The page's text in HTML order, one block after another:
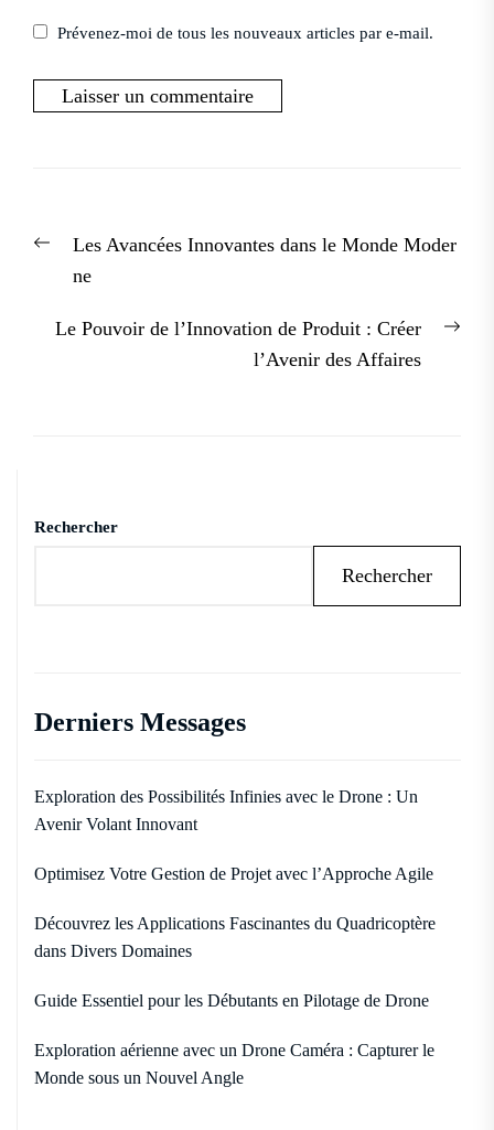
Prévenez-moi de tous les nouveaux articles par e-mail.
de
PreviousLes Avancées Innovantes dans le Monde Moder
ne
Le Pouvoir de l’Innovation de Produit : Créer
l’Avenir des Affaires
Rechercher
Rechercher
Derniers Messages
Exploration des Possibilités Infinies avec le Drone : Un
Avenir Volant Innovant
Optimisez Votre Gestion de Projet avec l’Approche Agile
Découvrez les Applications Fascinantes du Quadricoptère
dans Divers Domaines
Guide Essentiel pour les Débutants en Pilotage de Drone
Exploration aérienne avec un Drone Caméra : Capturer le
Monde sous un Nouvel Angle